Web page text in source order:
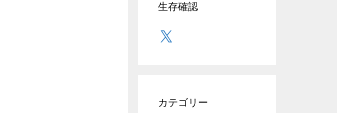
生存確認
X
カテゴリー